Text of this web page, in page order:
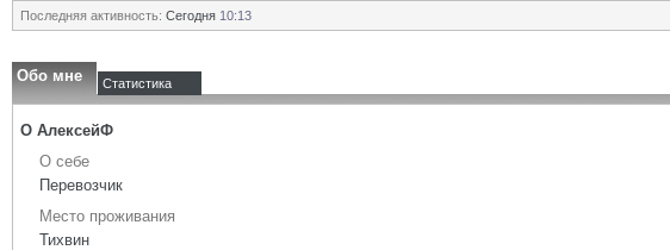
Последняя активность: Сегодня 10:13
Обо мне Статистика
О АлексейФ
О себе
Перевозчик
Место проживания
Тихвин